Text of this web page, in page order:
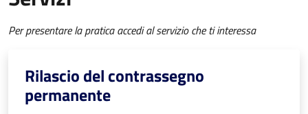
Per presentare la pratica accedi al servizio che ti interessa
Rilascio del contrassegno
permanente